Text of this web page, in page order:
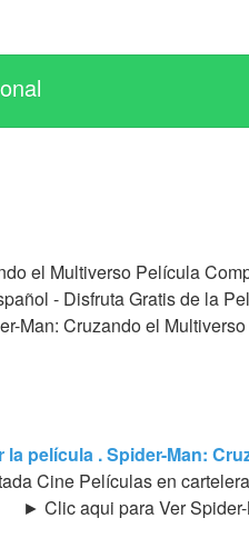
el Multiverso Película
- Disfruta Gratis de la
Man: Cruzando el
película . Spider-Man:
Cine Películas en
► Clic aqui para Ver